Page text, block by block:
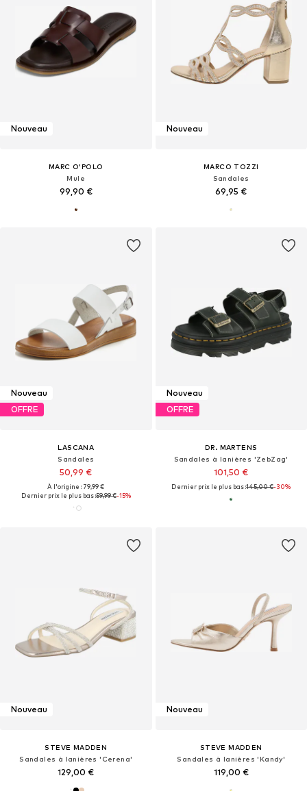
Nouveau
MARC O'POLO
Mule
99,90 €
Nouveau
MARCO TOZZI
Sandales
69,95 €
Nouveau
OFFRE
LASCANA
Sandales
50,99 €
À l'origine : 79,99 €
Dernier prix le plus bas :59,99 €-15%
Nouveau
OFFRE
DR. MARTENS
Sandales à lanières 'ZebZag'
101,50 €
Dernier prix le plus bas :145,00 €-30%
Nouveau
STEVE MADDEN
Sandales à lanières 'Cerena'
129,00 €
Nouveau
STEVE MADDEN
Sandales à lanières 'Kandy'
119,00 €